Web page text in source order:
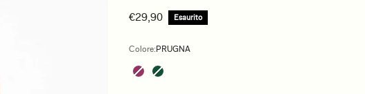
€29,90 Esaurito
Colore:PRUGNA